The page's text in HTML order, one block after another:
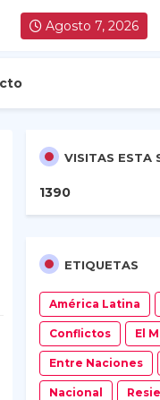
Agosto 7, 2026
VISITAS ESTA
1390
ETIQUETAS
América Latina
Conflictos El
Entre Naciones
Nacional